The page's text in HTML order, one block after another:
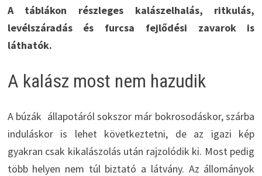
A táblákon részleges kalászelhalás, ritkulás,
levélszáradás és furcsa fejlődési zavarok is
láthatók.
A kalász most nem hazudik
A búzák állapotáról sokszor már bokrosodáskor, szárba
induláskor is lehet következtetni, de az igazi kép
gyakran csak kikalászolás után rajzolódik ki. Most pedig
több helyen nem túl biztató a látvány. Az állományok